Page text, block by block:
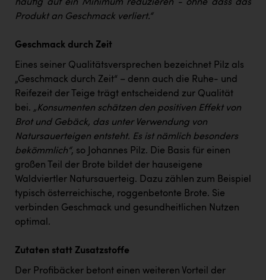
häufig auf ein Minimum reduzieren - ohne dass das
Produkt an Geschmack verliert.“
Geschmack durch Zeit
Eines seiner Qualitätsversprechen bezeichnet Pilz als
„Geschmack durch Zeit“ – denn auch die Ruhe- und
Reifezeit der Teige trägt entscheidend zur Qualität
bei. „Konsumenten schätzen den positiven Effekt von
Brot und Gebäck, das unter Verwendung von
Natursauerteigen entsteht. Es ist nämlich besonders
bekömmlich“, so Johannes Pilz. Die Basis für einen
großen Teil der Brote bildet der hauseigene
Waldviertler Natursauerteig. Dazu zählen zum Beispiel
typisch österreichische, roggenbetonte Brote. Sie
verbinden Geschmack und gesundheitlichen Nutzen
optimal.
Zutaten statt Zusatzstoffe
Der Profibäcker betont einen weiteren Vorteil der